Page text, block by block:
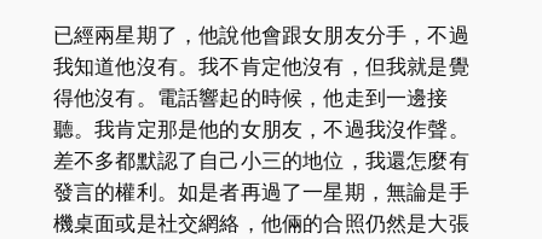
已經兩星期了，他說他會跟女朋友分手，不過
我知道他沒有。我不肯定他沒有，但我就是覺
得他沒有。電話響起的時候，他走到一邊接
聽。我肯定那是他的女朋友，不過我沒作聲。
差不多都默認了自己小三的地位，我還怎麼有
發言的權利。如是者再過了一星期，無論是手
機桌面或是社交網絡，他倆的合照仍然是大張